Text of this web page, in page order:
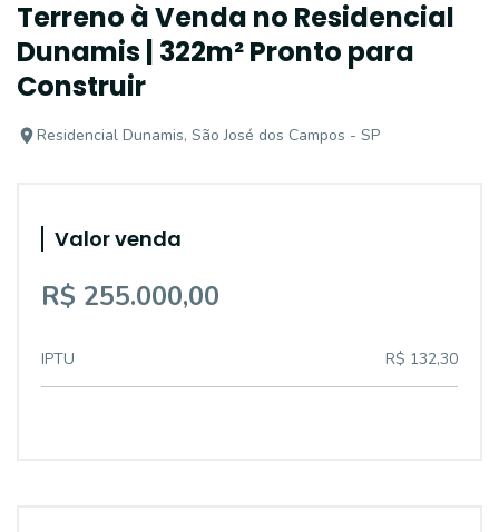
Terreno à Venda no Residencial
Dunamis | 322m² Pronto para
Construir
Residencial Dunamis, São José dos Campos - SP
Valor venda
R$ 255.000,00
IPTU R$ 132,30